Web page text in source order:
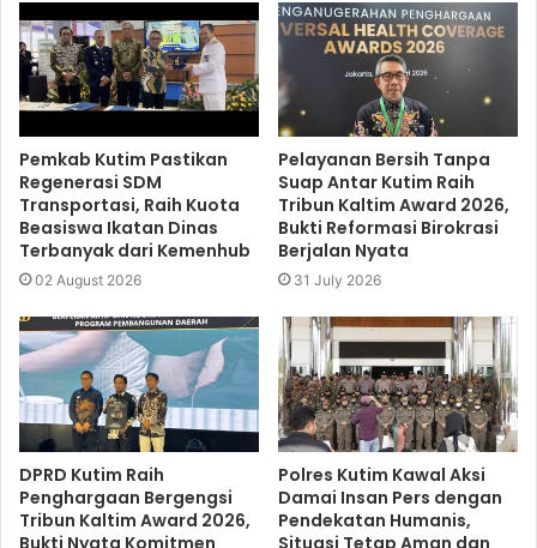
Pemkab Kutim Pastikan
Regenerasi SDM
Transportasi, Raih Kuota
Beasiswa Ikatan Dinas
Terbanyak dari Kemenhub
02 August 2026
Pelayanan Bersih Tanpa
Suap Antar Kutim Raih
Tribun Kaltim Award 2026,
Bukti Reformasi Birokrasi
Berjalan Nyata
31 July 2026
DPRD Kutim Raih
Penghargaan Bergengsi
Tribun Kaltim Award 2026,
Polres Kutim Kawal Aksi
Damai Insan Pers dengan
Pendekatan Humanis,